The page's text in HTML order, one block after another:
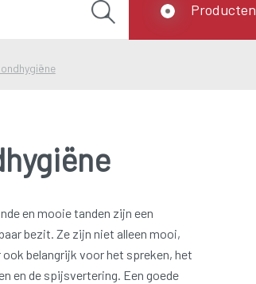
Producten
en mooie tanden zijn een
bezit. Ze zijn niet alleen mooi,
ook belangrijk voor het spreken, het
en de spijsvertering. Een goede